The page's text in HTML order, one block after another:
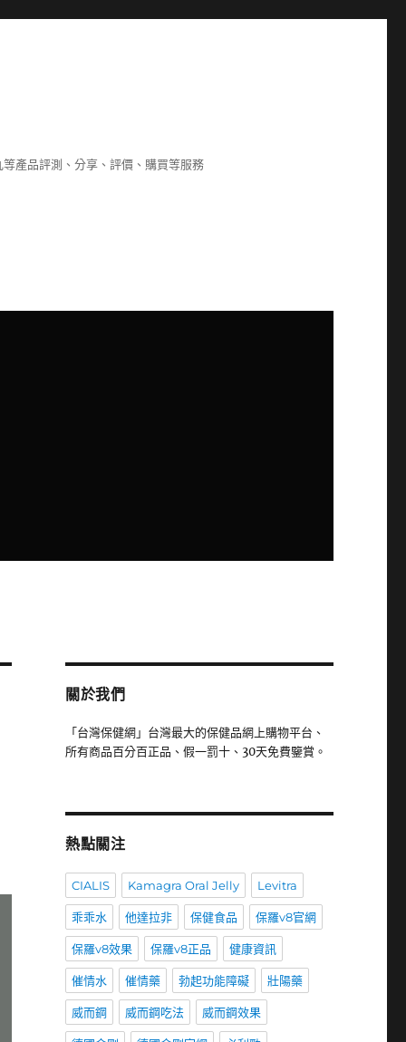
產品評測、分享、評價、購買等服務
關於我們
「台灣保健網」台灣最大的保健品網上購物平台、
所有商品百分百正品、假一罰十、30天免費鑒賞。
熱點關注
CIALIS Kamagra Oral Jelly Levitra
乖乖水 他達拉非 保健食品 保羅v8官網
保羅v8效果 保羅v8正品 健康資訊
催情水 催情藥 勃起功能障礙 壯陽藥
威而鋼 威而鋼吃法 威而鋼效果